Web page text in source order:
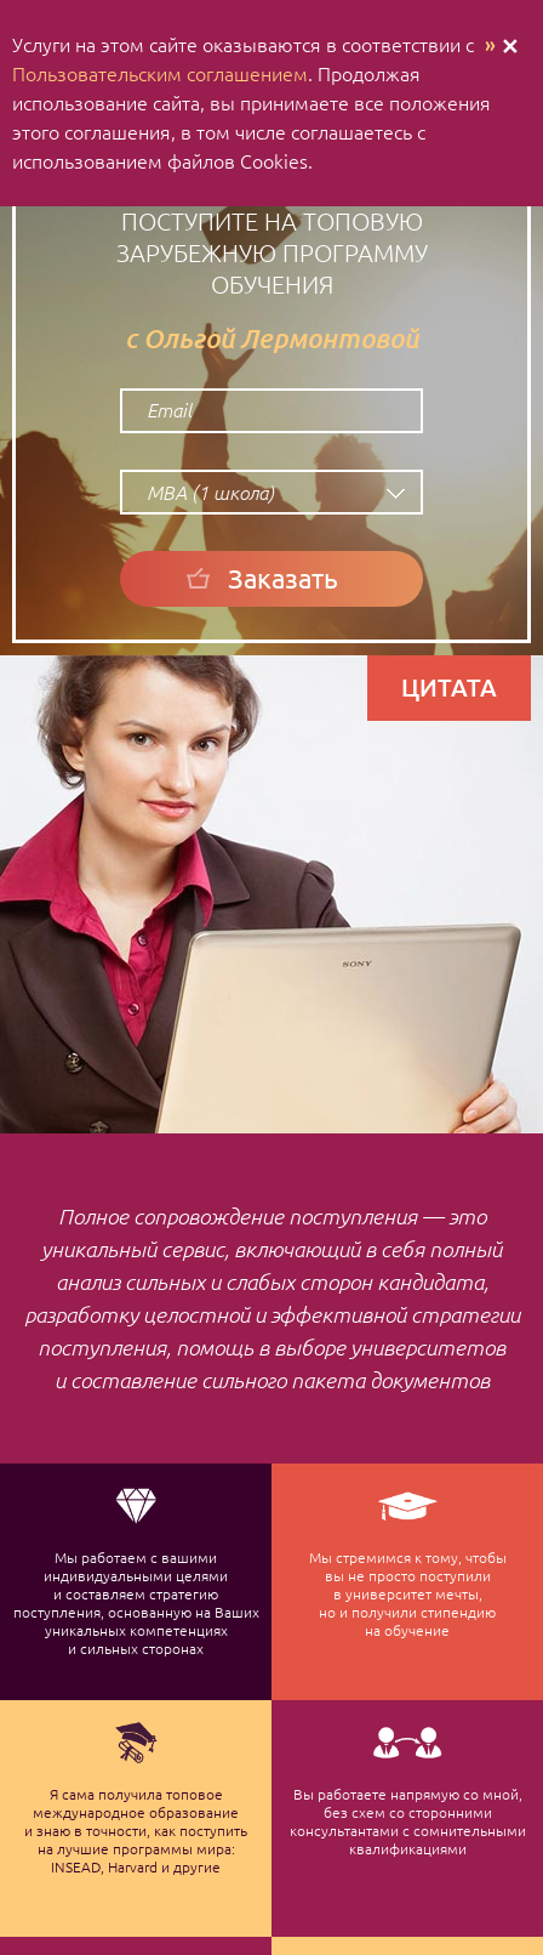
ПОСТУПИТЕ НА ТОПОВУЮ
ЗАРУБЕЖНУЮ ПРОГРАММУ
ОБУЧЕНИЯ
с Ольгой Лермонтовой
МВА (1 школа)
Заказать
ЦИТАТА
Полное сопровождение поступления — это
уникальный сервис, включающий в себя полный
анализ сильных и слабых сторон кандидата,
разработку целостной и эффективной стратегии
поступления, помощь в выборе университетов
и составление сильного пакета документов
Мы работаем с вашими
индивидуальными целями
и составляем стратегию
поступления, основанную на Ваших
уникальных компетенциях
и сильных сторонах
Мы стремимся к тому, чтобы
вы не просто поступили
в университет мечты,
но и получили стипендию
на обучение
Я сама получила топовое
международное образование
и знаю в точности, как поступить
на лучшие программы мира:
INSEAD, Harvard и другие
Вы работаете напрямую со мной,
без схем со сторонними
консультантами с сомнительными
квалификациями
Услуги на этом сайте оказываются в соответствии с »
Пользовательским соглашением. Продолжая
использование cайта, вы принимаете все положения
этого соглашения, в том числе соглашаетесь с
использованием файлов Cookies.
✕